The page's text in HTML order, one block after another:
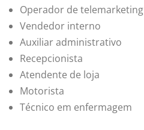
Operador de telemarketing
Vendedor interno
Auxiliar administrativo
Recepcionista
Atendente de loja
Motorista
Técnico em enfermagem